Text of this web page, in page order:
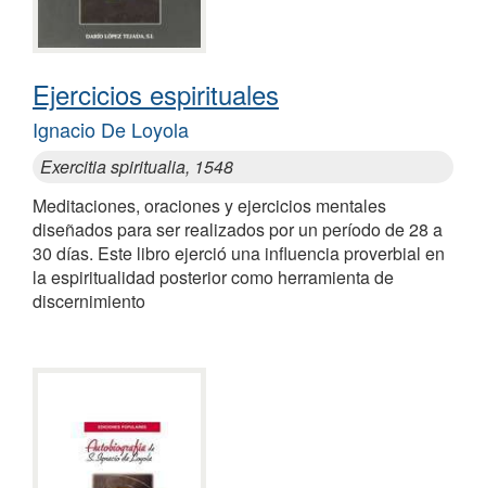
Ejercicios espirituales
Ignacio De Loyola
Exercitia spiritualia, 1548
Meditaciones, oraciones y ejercicios mentales
diseñados para ser realizados por un período de 28 a
30 días. Este libro ejerció una influencia proverbial en
la espiritualidad posterior como herramienta de
discernimiento